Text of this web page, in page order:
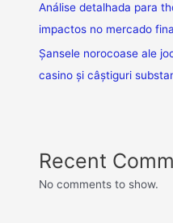
Análise detalhada para
impactos no mercado
Șansele norocoase ale
casino și câștiguri
Recent
No comments to show.